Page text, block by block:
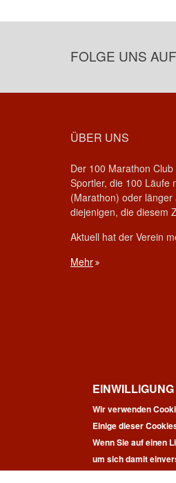
FOLGE UNS
ÜBER UNS
Der 100 Marathon
Sportler, die 100 Läufe
(Marathon) oder
diejenigen, die diesem
Aktuell hat der Verein
Mehr
Wir verwenden
Einige dieser
Wenn Sie auf einen
um sich damit